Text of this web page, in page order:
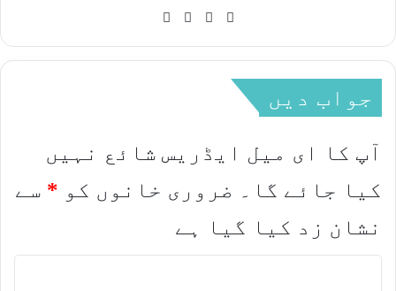
Website
Facebook
X
جواب دیں
آپ کا ای میل ایڈریس شائع نہیں
کیا جائے گا۔
ضروری خانوں کو * سے
نشان زد کیا گیا ہے